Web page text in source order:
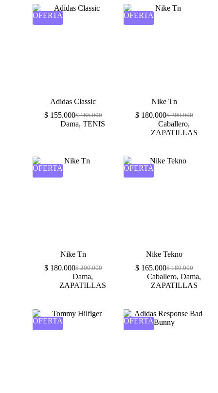
OFERTA
Adidas Classic
$165.000
$155.000
Dama,TENIS
OFERTA
Nike Tn
$200.000
$ 180.000
Caballero,
ZAPATILLAS
OFERTA
Nike Tn
$200.000
$180.000
Dama,
ZAPATILLAS
OFERTA
Nike Tekno
$180.000
$ 165.000
Caballero,Dama,
ZAPATILLAS
OFERTA OFERTA